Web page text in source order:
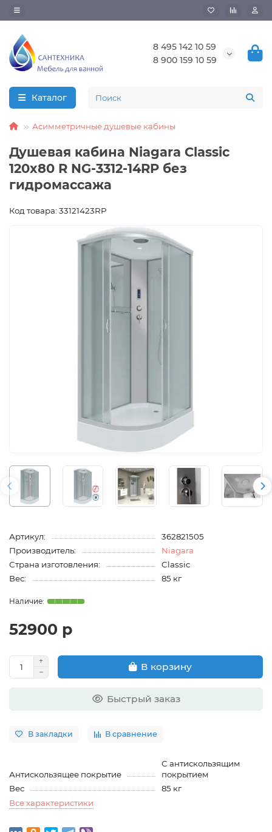
8 495 142 10 59
8 900 159 10 59
Каталог
Асимметричные душевые кабины
Душевая кабина Niagara Classic
120x80 R NG-3312-14RP без
гидромассажа
Код товара: 33121423RP
Артикул:
362821505
Производитель:
Niagara
Страна изготовления:
Classic
Вес:
85 кг
52900 р
В корзину
Быстрый заказ
В закладки В сравнение
Антискользящее покрытие
С антискользящим
покрытием
Вес
85 кг
Все характеристики